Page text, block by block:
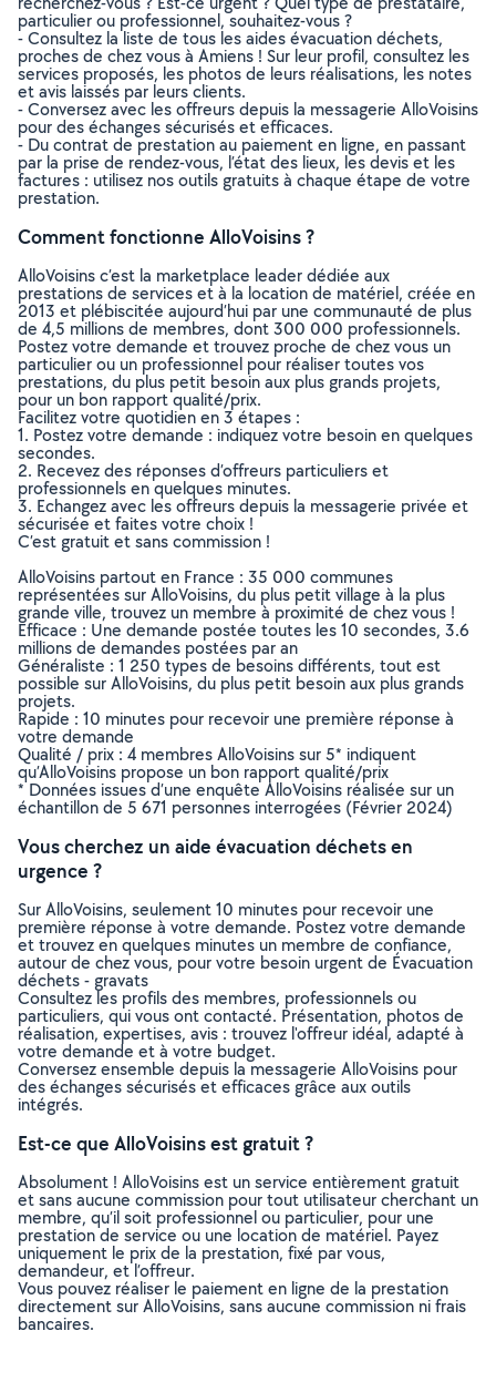
particulier ou professionnel, souhaitez-vous ?
- Consultez la liste de tous les aides évacuation déchets,
proches de chez vous à Amiens ! Sur leur profil, consultez les
services proposés, les photos de leurs réalisations, les notes
et avis laissés par leurs clients.
- Conversez avec les offreurs depuis la messagerie AlloVoisins
pour des échanges sécurisés et efficaces.
- Du contrat de prestation au paiement en ligne, en passant
par la prise de rendez-vous, l’état des lieux, les devis et les
factures : utilisez nos outils gratuits à chaque étape de votre
prestation.
Comment fonctionne AlloVoisins ?
AlloVoisins c’est la marketplace leader dédiée aux
prestations de services et à la location de matériel, créée en
2013 et plébiscitée aujourd’hui par une communauté de plus
de 4,5 millions de membres, dont 300 000 professionnels.
Postez votre demande et trouvez proche de chez vous un
particulier ou un professionnel pour réaliser toutes vos
prestations, du plus petit besoin aux plus grands projets,
pour un bon rapport qualité/prix.
Facilitez votre quotidien en 3 étapes :
1. Postez votre demande : indiquez votre besoin en quelques
secondes.
2. Recevez des réponses d’offreurs particuliers et
professionnels en quelques minutes.
3. Echangez avec les offreurs depuis la messagerie privée et
sécurisée et faites votre choix !
C’est gratuit et sans commission !
AlloVoisins partout en France : 35 000 communes
représentées sur AlloVoisins, du plus petit village à la plus
grande ville, trouvez un membre à proximité de chez vous !
Efficace : Une demande postée toutes les 10 secondes, 3.6
millions de demandes postées par an
Généraliste : 1 250 types de besoins différents, tout est
possible sur AlloVoisins, du plus petit besoin aux plus grands
projets.
Rapide : 10 minutes pour recevoir une première réponse à
votre demande
Qualité / prix : 4 membres AlloVoisins sur 5* indiquent
qu’AlloVoisins propose un bon rapport qualité/prix
* Données issues d’une enquête AlloVoisins réalisée sur un
échantillon de 5 671 personnes interrogées (Février 2024)
Vous cherchez un aide évacuation déchets en
urgence ?
Sur AlloVoisins, seulement 10 minutes pour recevoir une
première réponse à votre demande. Postez votre demande
et trouvez en quelques minutes un membre de confiance,
autour de chez vous, pour votre besoin urgent de Évacuation
déchets - gravats
Consultez les profils des membres, professionnels ou
particuliers, qui vous ont contacté. Présentation, photos de
réalisation, expertises, avis : trouvez l'offreur idéal, adapté à
votre demande et à votre budget.
Conversez ensemble depuis la messagerie AlloVoisins pour
des échanges sécurisés et efficaces grâce aux outils
intégrés.
Est-ce que AlloVoisins est gratuit ?
Absolument ! AlloVoisins est un service entièrement gratuit
et sans aucune commission pour tout utilisateur cherchant un
membre, qu’il soit professionnel ou particulier, pour une
prestation de service ou une location de matériel. Payez
uniquement le prix de la prestation, fixé par vous,
demandeur, et l’offreur.
Vous pouvez réaliser le paiement en ligne de la prestation
directement sur AlloVoisins, sans aucune commission ni frais
bancaires.